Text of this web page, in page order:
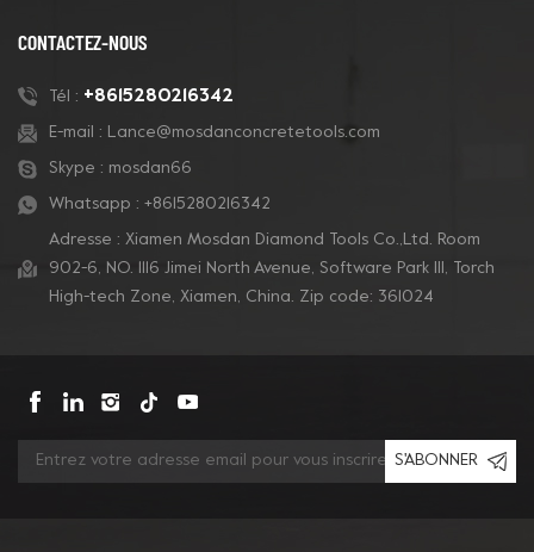
CONTACTEZ-NOUS
Tél : +8615280216342
E-mail : Lance@mosdanconcretetools.com
Skype : mosdan66
Whatsapp : +8615280216342
Adresse : Xiamen Mosdan Diamond Tools Co.,Ltd. Room
902-6, NO. 1116 Jimei North Avenue, Software Park Ill, Torch
High-tech Zone, Xiamen, China. Zip code: 361024
S'ABONNER